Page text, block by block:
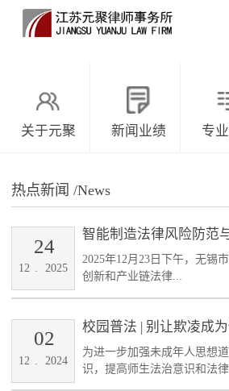
关于元聚 新闻业绩 专
热点新闻 /News
智能制造法律风险防范
2025年12月23日下午，无锡
创新和产业链法律...
12 . 2025
24
校园普法 | 别让欺凌成
为进一步加强未成年人思想
识，提高师生法治意识和法律
12 2024
02